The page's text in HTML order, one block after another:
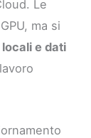
Le
ma si
e dati